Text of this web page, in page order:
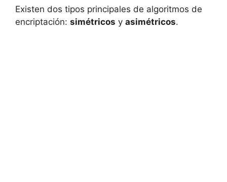
Existen dos tipos principales de algoritmos de
encriptación: simétricos y asimétricos.